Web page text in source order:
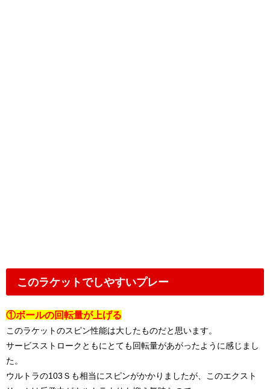
このラケットでしやすいプレー
①ボールの回転量が上げる
このラケットのスピン性能は大したものだと思います。
サービスストロークともにとても回転量があがったように感じまし
た。
ウルトラの103Ｓも相当にスピンがかかりましたが、このエクスト